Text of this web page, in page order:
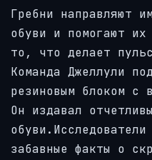
Гребни направляют
обуви и помогают их
то, что делает
Команда Джеллули
резиновым блоком с
Он издавал
забавные факты о